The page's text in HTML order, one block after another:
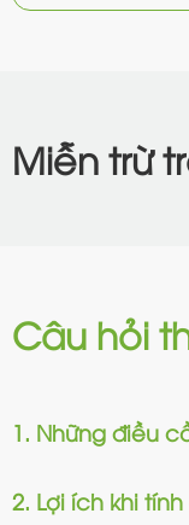
Miễn trừ
Câu hỏi
1. Những điều
2. Lợi ích khi tính